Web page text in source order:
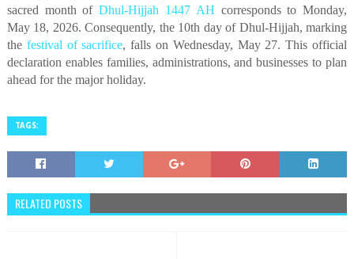
sacred month ofDhul-Hijjah 1447 AH corresponds to Monday,
May 18, 2026. Consequently, the 10th day of Dhul-Hijjah, marking
the festival of sacrifice, falls on Wednesday, May 27. This official
declaration enables families, administrations, and businesses to plan
ahead for the major holiday.
TAGS:
RELATED POSTS